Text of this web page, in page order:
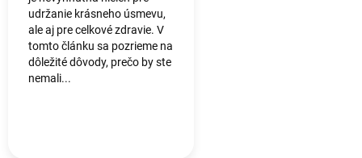
udržanie krásneho úsmevu,
ale aj pre celkové zdravie. V
tomto článku sa pozrieme na
dôležité dôvody, prečo by ste
nemali...